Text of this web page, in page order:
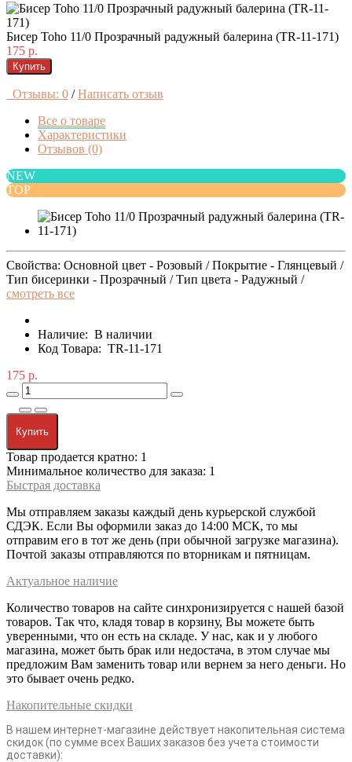
Бисер Toho 11/0 Прозрачный радужный балерина (TR-11-171)
175 р.
Купить
Отзывы: 0 / Написать отзыв
Все о товаре
Характеристики
Отзывов (0)
NEW
TOP
Свойства: Основной цвет - Розовый / Покрытие - Глянцевый /
Тип бисеринки - Прозрачный / Тип цвета - Радужный /
смотреть все
Наличие: В наличии
Код Товара: TR-11-171
175 р.
Купить
Товар продается кратно: 1
Минимальное количество для заказа: 1
Быстрая доставка
Мы отправляем заказы каждый день курьерской службой
СДЭК. Если Вы оформили заказ до 14:00 МСК, то мы
отправим его в тот же день (при обычной загрузке магазина).
Почтой заказы отправляются по вторникам и пятницам.
Актуальное наличие
Количество товаров на сайте синхронизируется с нашей базой
товаров. Так что, кладя товар в корзину, Вы можете быть
уверенными, что он есть на складе. У нас, как и у любого
магазина, может быть брак или недостача, в этом случае мы
предложим Вам заменить товар или вернем за него деньги. Но
это бывает очень редко.
Накопительные скидки
В нашем интернет-магазине действует накопительная система
скидок (по сумме всех Ваших заказов без учета стоимости
доставки):